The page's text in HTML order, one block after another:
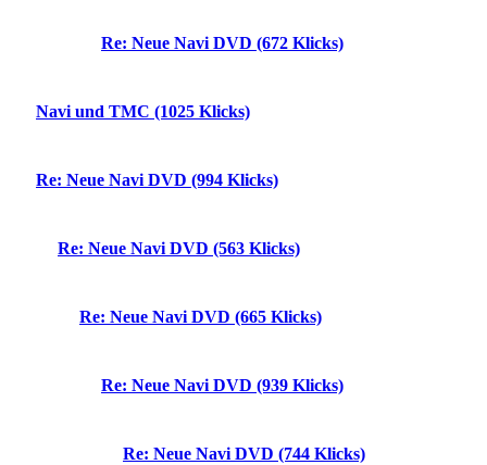
Re: Neue Navi DVD (672 Klicks)
Navi und TMC (1025 Klicks)
Re: Neue Navi DVD (994 Klicks)
Re: Neue Navi DVD (563 Klicks)
Re: Neue Navi DVD (665 Klicks)
Re: Neue Navi DVD (939 Klicks)
Re: Neue Navi DVD (744 Klicks)